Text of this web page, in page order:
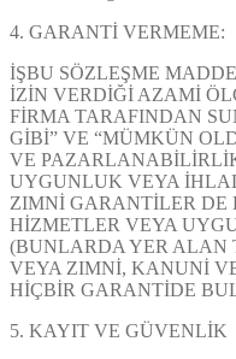
4. GARANTİ VERMEME:
İŞBU SÖZLEŞME
İZİN VERDİĞİ AZAMİ
FİRMA TARAFINDAN
GİBİ” VE “MÜMKÜN
VE
UYGUNLUK VEYA
ZIMNİ GARANTİLER DE
HİZMETLER VEYA
(BUNLARDA YER ALAN
VEYA ZIMNİ, KANUNİ
HİÇBİR GARANTİDE
5. KAYIT VE GÜVENLİK